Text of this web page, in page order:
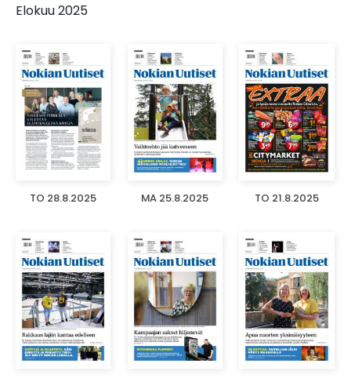
Elokuu 2025
TO 28.8.2025 MA 25.8.2025 TO 21.8.2025